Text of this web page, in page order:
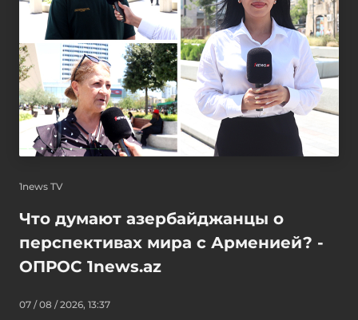
1news TV
Что думают азербайджанцы о
перспективах мира с Арменией? -
ОПРОС 1news.az
07 / 08 / 2026, 13:37